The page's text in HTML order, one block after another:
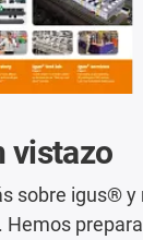
vistazo
sobre igus® y